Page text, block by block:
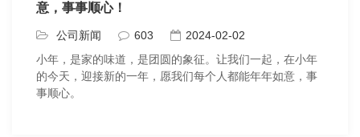
意，事事顺心！
公司新闻 603
2024-02-02
小年，是家的味道，是团圆的象征。让我们一起，在小年
的今天，迎接新的一年，愿我们每个人都能年年如意，事
事顺心。